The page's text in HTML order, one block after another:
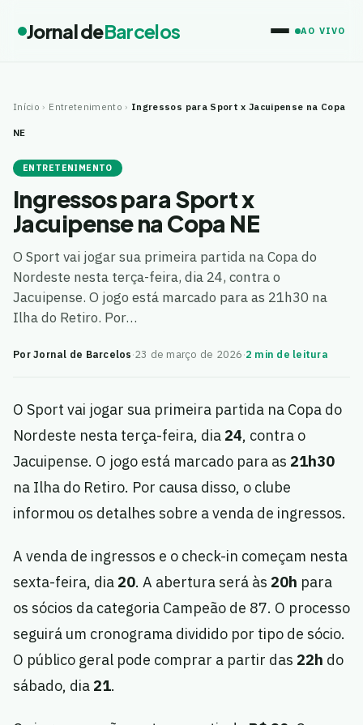
Jornal deBarcelos AO VIVO
Início › Entretenimento › Ingressos para Sport x Jacuipense na Copa
NE
ENTRETENIMENTO
Ingressos para Sport x
Jacuipense na Copa NE
O Sport vai jogar sua primeira partida na Copa do
Nordeste nesta terça-feira, dia 24, contra o
Jacuipense. O jogo está marcado para as 21h30 na
Ilha do Retiro. Por…
Por Jornal de Barcelos·23 de março de 2026·2 min de leitura
O Sport vai jogar sua primeira partida na Copa do
Nordeste nesta terça-feira, dia 24, contra o
Jacuipense. O jogo está marcado para as 21h30
na Ilha do Retiro. Por causa disso, o clube
informou os detalhes sobre a venda de ingressos.
A venda de ingressos e o check-in começam nesta
sexta-feira, dia 20. A abertura será às 20h para
os sócios da categoria Campeão de 87. O processo
seguirá um cronograma dividido por tipo de sócio.
O público geral pode comprar a partir das 22h do
sábado, dia 21.